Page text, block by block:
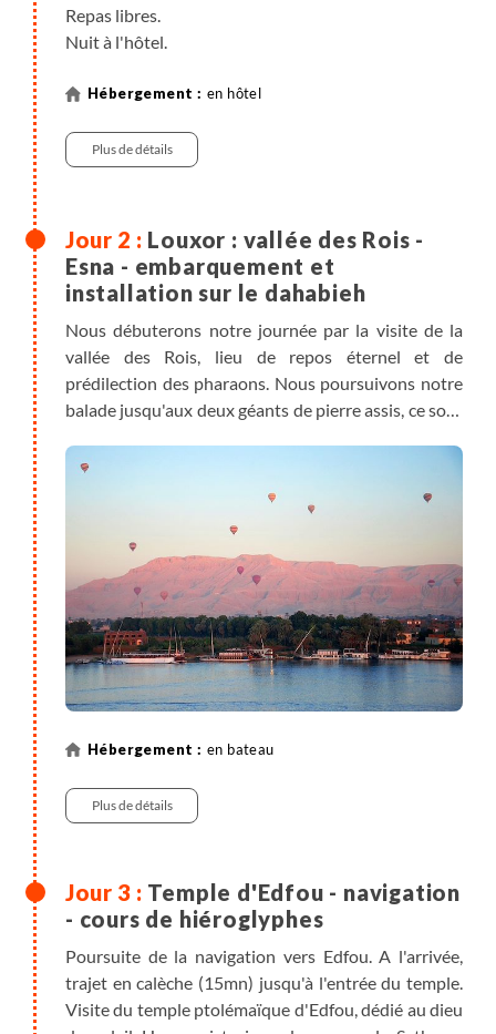
Repas libres.
Nuit à l'hôtel.
en hôtel
Plus de détails
Louxor : vallée des Rois -
Esna - embarquement et
installation sur le dahabieh
Nous débuterons notre journée par la visite de la
vallée des Rois, lieu de repos éternel et de
prédilection des pharaons. Nous poursuivons notre
balade jusqu'aux deux géants de pierre assis, ce sont
milieu de terres cultivées.
Transfert en minibus vers Esna où nous rejoignons
notre dahabieh. Déjeuner à bord et installation dans
les cabines.
Dîner à bord.
en bateau
Plus de détails
Temple d'Edfou - navigation
- cours de hiéroglyphes
Poursuite de la navigation vers Edfou. A l'arrivée,
trajet en calèche (15mn) jusqu'à l'entrée du temple.
Visite du temple ptolémaïque d'Edfou, dédié au dieu